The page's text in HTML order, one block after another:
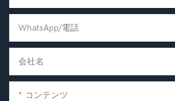
WhatsApp/電話
会社名
コンテンツ